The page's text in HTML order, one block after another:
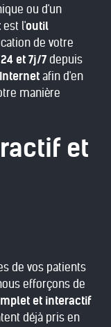
ou d'un
est l'outil
de votre
et 7j/7depuis
afin d'en
manière
et
de vos patients
efforçons de
et interactif
déjà pris en